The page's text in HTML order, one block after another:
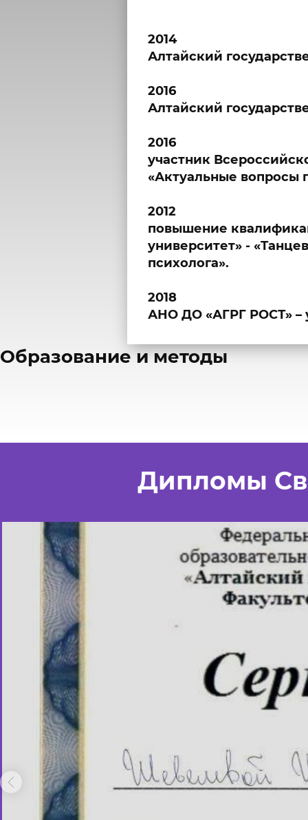
2014
Алтайский
2016
Алтайский
2016
участник
«Актуальные вопросы
2012
повышение
университет» -
психолога».
2018
АНО ДО «АГРГ РОСТ» –
​Образование и методы
Дипломы